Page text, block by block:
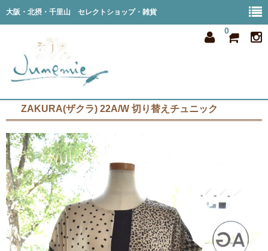
大阪・北摂・千里山 セレクトショップ・雑貨
0
all item
member
order
privacy
shop info
ZAKURA(ザクラ) 22A/W 切り替えチュニック